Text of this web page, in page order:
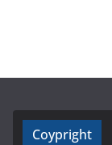
Coypright